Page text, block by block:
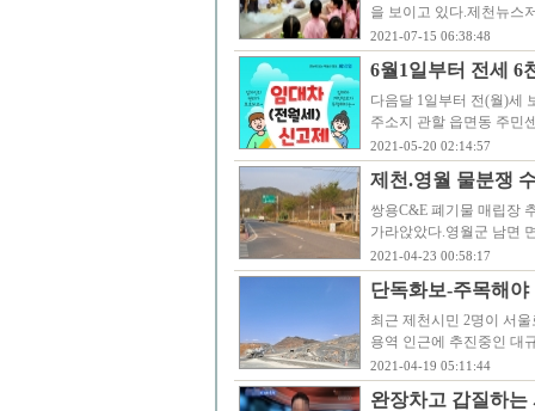
을 보이고 있다.제천뉴스
2021-07-15 06:38:48
6월1일부터 전세 6
다음달 1일부터 전(월)세
주소지 관할 읍면동 주민
2021-05-20 02:14:57
제천.영월 물분쟁
쌍용C&E 폐기물 매립장
가라앉았다.영월군 남면
2021-04-23 00:58:17
단독화보-주목해
최근 제천시민 2명이 서
용역 인근에 추진중인 대
2021-04-19 05:11:44
완장차고 갑질하